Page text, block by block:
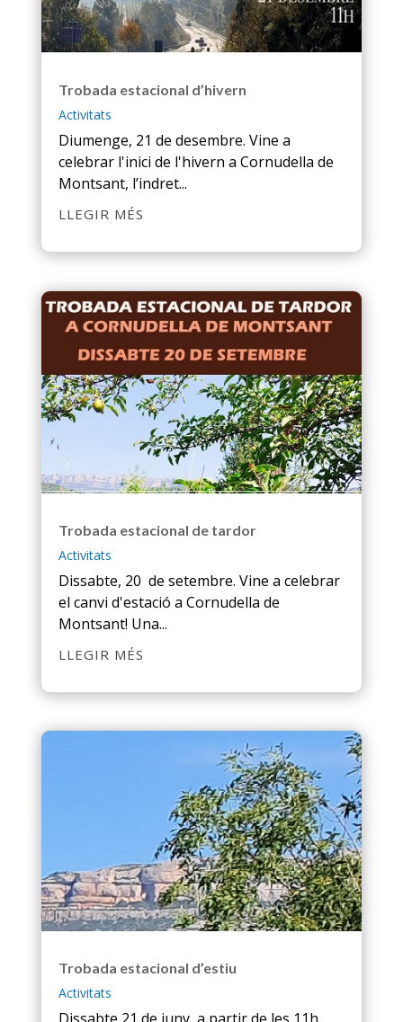
Trobada estacional d’hivern
Activitats
Diumenge, 21 de desembre. Vine a
celebrar l'inici de l'hivern a Cornudella de
Montsant, l’indret...
LLEGIR MÉS
Trobada estacional de tardor
Activitats
Dissabte, 20 de setembre. Vine a celebrar
el canvi d'estació a Cornudella de
Montsant! Una...
LLEGIR MÉS
Trobada estacional d’estiu
Activitats